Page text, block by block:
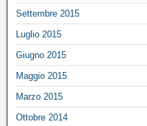
Settembre 2015
Luglio 2015
Giugno 2015
Maggio 2015
Marzo 2015
Ottobre 2014